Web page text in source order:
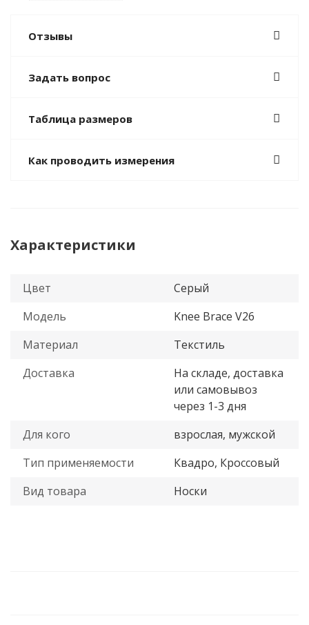
Отзывы
Задать вопрос
Таблица размеров
Как проводить измерения
Характеристики
Цвет
Серый
Модель
Knee Brace V26
Материал
Текстиль
Доставка
На складе, доставка
или самовывоз
через 1-3 дня
Для кого
взрослая, мужской
Тип применяемости
Квадро, Кроссовый
Вид товара
Носки